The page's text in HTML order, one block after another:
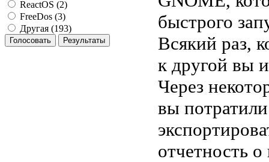
ReactOS (2)
FreeDos (3)
Другая (193)
быстрого
Всякий раз,
к другой вы
Через
вы
отчетность